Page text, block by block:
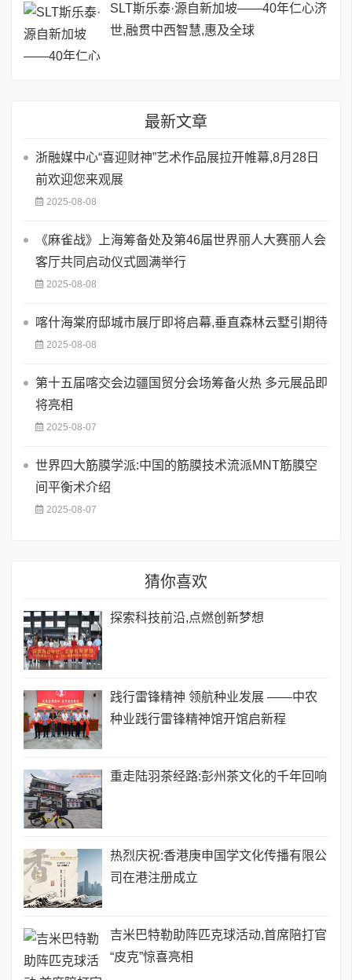
SLT斯乐泰·源自新加坡——40年仁心济
世,融贯中西智慧,惠及全球
最新文章
浙融媒中心“喜迎财神”艺术作品展拉开帷幕,8月28日
前欢迎您来观展
2025-08-08
《麻雀战》上海筹备处及第46届世界丽人大赛丽人会
客厅共同启动仪式圆满举行
2025-08-08
喀什海棠府邸城市展厅即将启幕,垂直森林云墅引期待
2025-08-08
第十五届喀交会边疆国贸分会场筹备火热 多元展品即
将亮相
2025-08-07
世界四大筋膜学派:中国的筋膜技术流派MNT筋膜空
间平衡术介绍
2025-08-07
猜你喜欢
探索科技前沿,点燃创新梦想
践行雷锋精神 领航种业发展 ——中农
种业践行雷锋精神馆开馆启新程
重走陆羽茶经路:彭州茶文化的千年回响
热烈庆祝:香港庚申国学文化传播有限公
司在港注册成立
吉米巴特勒助阵匹克球活动,首席陪打官
“皮克”惊喜亮相